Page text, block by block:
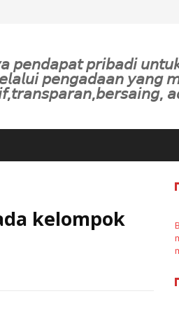
𝘱𝘦𝘯𝘥𝘢𝘱𝘢𝘵 𝘱𝘳𝘪𝘣𝘢𝘥𝘪
𝘱𝘦𝘯𝘨𝘢𝘥𝘢𝘢𝘯 𝘺𝘢𝘯𝘨
kelompok